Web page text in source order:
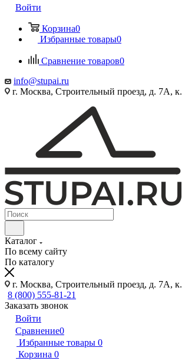
Войти
Корзина0
Избранные товары0
Сравнение товаров0
info@stupai.ru
г. Москва, Строительный проезд, д. 7А, к.
Каталог
По всему сайту
По каталогу
г. Москва, Строительный проезд, д. 7А, к.
8 (800) 555-81-21
Заказать звонок
Войти
Сравнение0
Избранные товары 0
Корзина 0